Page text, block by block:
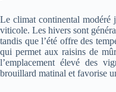
Le climat continental modéré
viticole. Les hivers sont
tandis que l’été offre des
qui permet aux raisins de
l’emplacement élevé des
brouillard matinal et favorise